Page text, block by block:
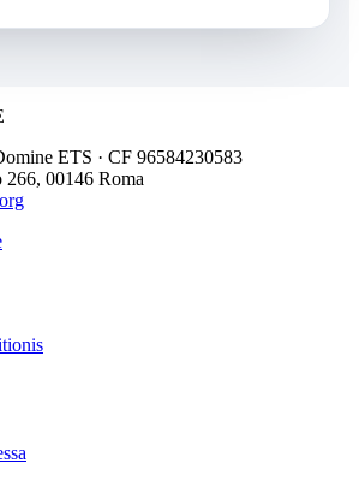
ETS · CF 96584230583
00146 Roma